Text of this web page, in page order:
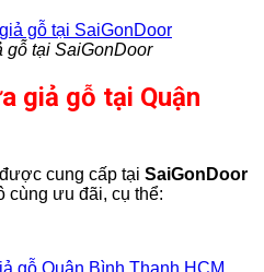
gỗ tại SaiGonDoor
giả gỗ tại Quận
được cung cấp tại SaiGonDoor
cùng ưu đãi, cụ thể: